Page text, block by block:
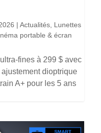
|Actualités Lunettes
portable & écran
fines à 299 $ avec
dioptrique
A+ pour les 5 ans